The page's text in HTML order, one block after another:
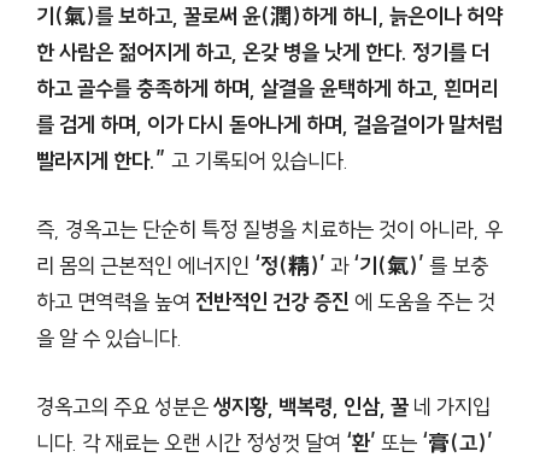
기(氣)를 보하고, 꿀로써 윤(潤)하게 하니, 늙은이나 허약
한 사람은 젊어지게 하고, 온갖 병을 낫게 한다. 정기를 더
하고 골수를 충족하게 하며, 살결을 윤택하게 하고, 흰머리
를 검게 하며, 이가 다시 돋아나게 하며, 걸음걸이가 말처럼
빨라지게 한다.” 고 기록되어 있습니다.
즉, 경옥고는 단순히 특정 질병을 치료하는 것이 아니라, 우
리 몸의 근본적인 에너지인 ‘정(精)’ 과‘기(氣)’ 를 보충
하고 면역력을 높여 전반적인 건강 증진 에 도움을 주는 것
을 알 수 있습니다.
경옥고의 주요 성분은생지황, 백복령, 인삼, 꿀 네 가지입
니다. 각 재료는 오랜 시간 정성껏 달여 ‘환’ 또는 ‘膏(고)’